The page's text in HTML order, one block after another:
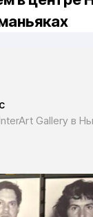
Gallery в